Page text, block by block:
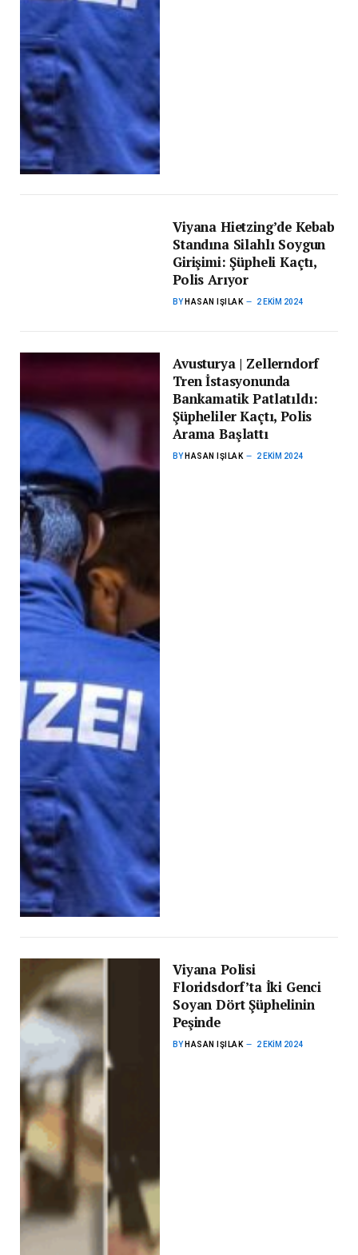
Viyana Hietzing’de Kebab
Standına Silahlı Soygun
Girişimi: Şüpheli Kaçtı,
Polis Arıyor
BY HASAN IŞILAK 2 EKIM 2024
Avusturya | Zellerndorf
Tren İstasyonunda
Bankamatik Patlatıldı:
Şüpheliler Kaçtı, Polis
Arama Başlattı
BY HASAN IŞILAK 2 EKIM 2024
Viyana Polisi
Floridsdorf’ta İki Genci
Soyan Dört Şüphelinin
Peşinde
BY HASAN IŞILAK 2 EKIM 2024